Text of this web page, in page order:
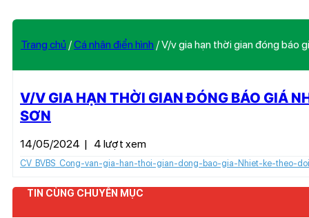
Trang chủ /Cá nhân điển hình /V/v gia hạn thời gian đóng báo
V/V GIA HẠN THỜI GIAN ĐÓNG BÁO GIÁ
SƠN
14/05/2024 | 4 lượt xem
CV_BVBS_Cong-van-gia-han-thoi-gian-dong-bao-gia-Nhiet-ke-theo-
TIN CÙNG CHUYÊN MỤC